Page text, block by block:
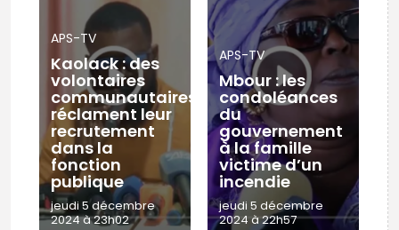
APS-TV
Kaolack : des
volontaires
communautaires
réclament leur
recrutement
dans la
fonction
publique
jeudi 5 décembre
2024 à 23h02
APS-TV
Mbour : les
condoléances
du
gouvernement
à la famille
victime d’un
incendie
jeudi 5 décembre
2024 à 22h57